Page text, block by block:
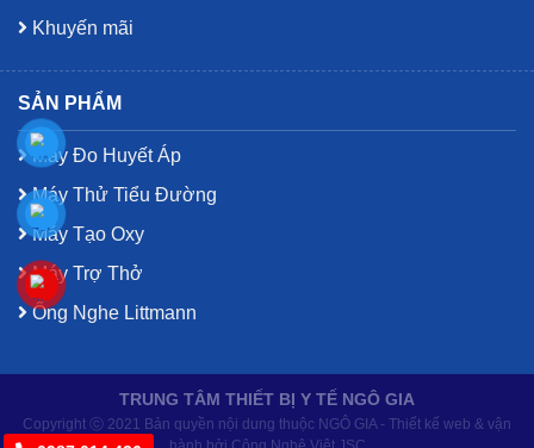
Khuyến mãi
SẢN PHẨM
Máy Đo Huyết Áp
Máy Thử Tiểu Đường
Máy Tạo Oxy
Máy Trợ Thở
Ống Nghe Littmann
TRUNG TÂM THIẾT BỊ Y TẾ NGÔ GIA
Copyright ⓒ 2021 Bản quyền nội dung thuộc NGÔ GIA - Thiết kế web & vận
hành bởi Công Nghệ Việt JSC